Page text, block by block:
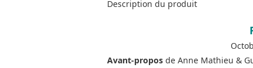
Description du produit
Avant-propos de Anne Mathieu &